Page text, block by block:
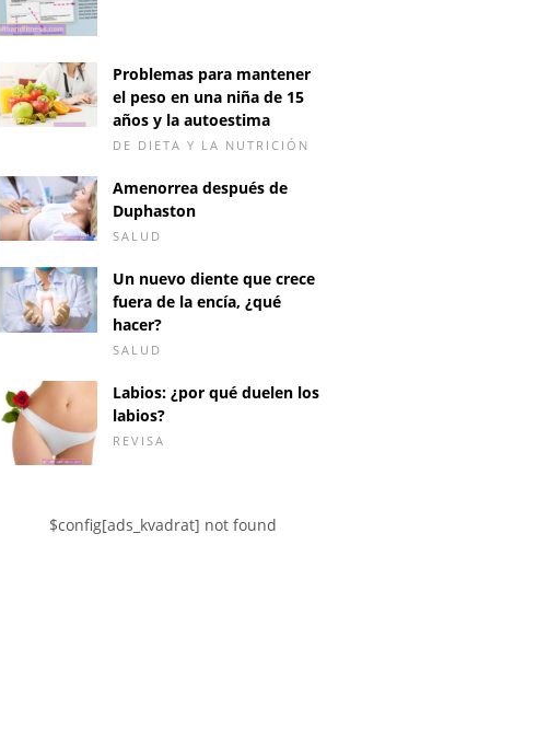
Test psicológico MMPI:
Me siento solo.¿Qué
Problemas para mantener
el peso en una niña de 15
años y la autoestima
DE DIETA Y LA NUTRICIÓN
Amenorrea después de
Duphaston
SALUD
Un nuevo diente que crece
fuera de la encía, ¿qué
hacer?
SALUD
Labios: ¿por qué duelen los
labios?
REVISA
$config[ads_kvadrat] not found